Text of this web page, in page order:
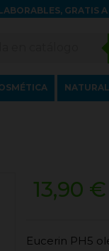
GRATIS
13,90 €
Eucerin PH5